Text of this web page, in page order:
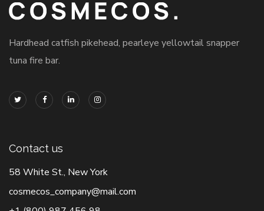
Hardhead catfish pikehead, pearleye yellowtail snapper
tuna fire bar.
Contact us
58 White St., New York
cosmecos_company@mail.com